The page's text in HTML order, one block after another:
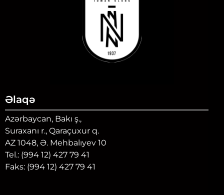
Əlaqə
Azərbaycan, Bakı ş.,
Suraxanı r., Qaraçuxur q.
AZ 1048, Ə. Mehbalıyev 10
Tel.: (994 12) 427 79 41
Faks: (994 12) 427 79 41